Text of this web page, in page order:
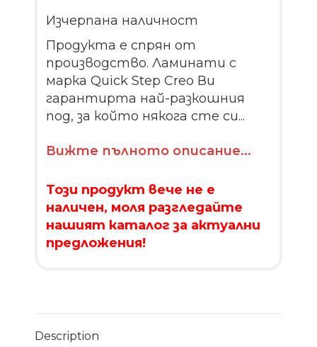
Изчерпана наличност
Продукта е спрян от
производство. Ламинати с
марка Quick Step Creo Ви
гарантирта най-разкошния
под, за който някога сте си...
Вижте пълното описание...
Този продукт вече не е
наличен, моля разгледайте
нашият каталог за актуални
предложения!
Description